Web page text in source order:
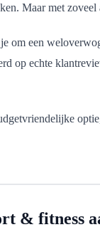
Maar met
om een
op echte
& fitness